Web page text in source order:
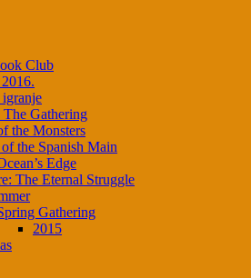
Club
Gathering
the Monsters
of the Spanish Main
Edge
The Eternal Struggle
Gathering
2015